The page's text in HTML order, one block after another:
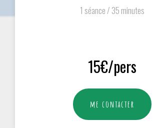
1 séance / 35 minutes
15€/pers
me contacter